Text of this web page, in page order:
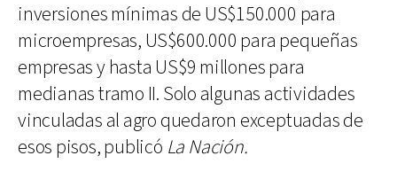
inversiones mínimas de US$150.000 para
microempresas, US$600.000 para pequeñas
empresas y hasta US$9 millones para
medianas tramo II. Solo algunas actividades
vinculadas al agro quedaron exceptuadas de
esos pisos, publicó La Nación.